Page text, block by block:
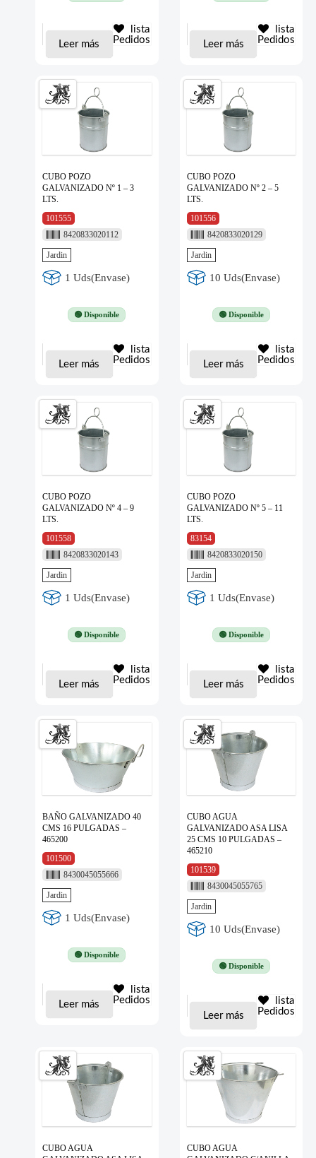
Leer más
lista
Pedidos
Leer más
lista
Pedidos
CUBO POZO
GALVANIZADO Nº 1 – 3
LTS.
101555
8420833020112
Jardin
1 Uds(Envase)
🟢 Disponible
Leer más
lista
Pedidos
CUBO POZO
GALVANIZADO Nº 2 – 5
LTS.
101556
8420833020129
Jardin
10 Uds(Envase)
🟢 Disponible
Leer más
lista
Pedidos
CUBO POZO
GALVANIZADO Nº 4 – 9
LTS.
101558
8420833020143
Jardin
1 Uds(Envase)
🟢 Disponible
Leer más
lista
Pedidos
CUBO POZO
GALVANIZADO Nº 5 – 11
LTS.
83154
8420833020150
Jardin
1 Uds(Envase)
🟢 Disponible
Leer más
lista
Pedidos
BAÑO GALVANIZADO 40
CMS 16 PULGADAS –
465200
101500
8430045055666
Jardin
1 Uds(Envase)
🟢 Disponible
Leer más
lista
Pedidos
CUBO AGUA
GALVANIZADO ASA LISA
25 CMS 10 PULGADAS –
465210
101539
8430045055765
Jardin
10 Uds(Envase)
🟢 Disponible
Leer más
lista
Pedidos
CUBO AGUA
CUBO AGUA